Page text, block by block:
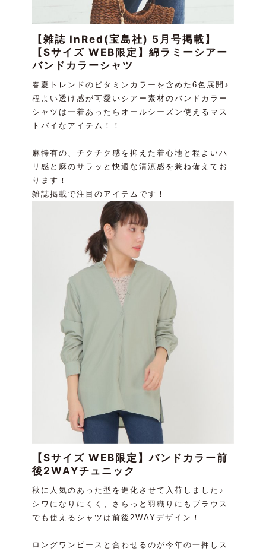
【雑誌 InRed(宝島社) 5月号掲載】
【Sサイズ WEB限定】綿ラミーシアー
バンドカラーシャツ
春夏トレンドのビタミンカラーを含めた6色展開♪
程よい透け感が可愛いシアー素材のバンドカラー
シャツは一着あったらオールシーズン使えるマス
トバイなアイテム！！
麻特有の、チクチク感を抑えた着心地と程よいハ
リ感と麻のサラッと快適な清涼感を兼ね備えてお
ります！
雑誌掲載で注目のアイテムです！
【Sサイズ WEB限定】バンドカラー前
後2WAYチュニック
秋に人気のあった型を進化させて入荷しました♪
シワになりにくく、さらっと羽織りにもブラウス
でも使えるシャツは前後2WAYデザイン！
ロングワンピースと合わせるのが今年の一押しス